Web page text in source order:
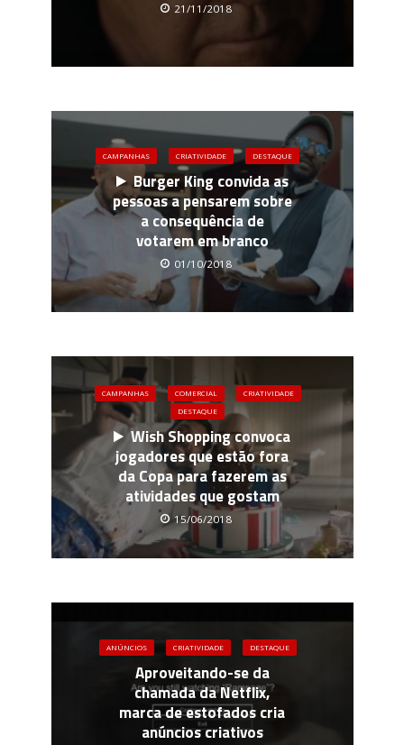
21/11/2018
CAMPANHAS CRIATIVIDADE DESTAQUE
Burger King convida as
pessoas a pensarem sobre
a consequência de
votarem em branco
01/10/2018
CAMPANHAS COMERCIAL
CRIATIVIDADE
DESTAQUE
Wish Shopping convoca
jogadores que estão fora
da Copa para fazerem as
atividades que gostam
15/06/2018
ANÚNCIOS CRIATIVIDADE DESTAQUE
Aproveitando-se da
chamada da Netflix,
marca de estofados cria
anúncios criativos